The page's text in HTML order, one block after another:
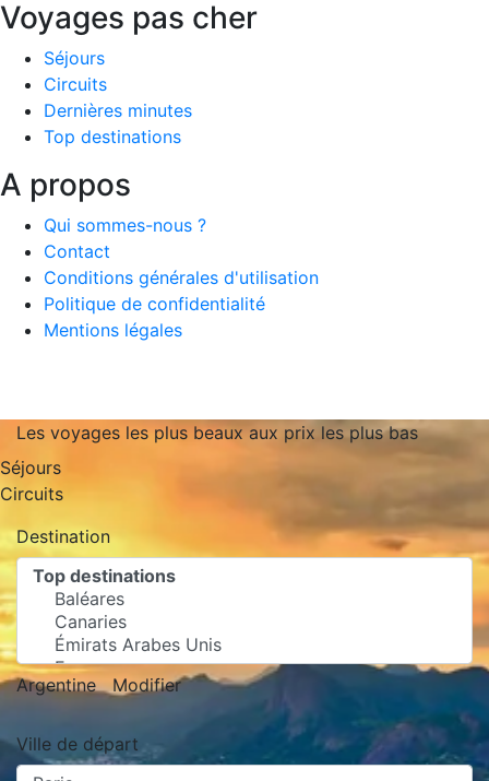
Voyages pas cher
Séjours
Circuits
Dernières minutes
Top destinations
A propos
Qui sommes-nous ?
Contact
Conditions générales d'utilisation
Politique de confidentialité
Mentions légales
Les voyages les plus beaux aux prix les plus bas
Séjours
Circuits
Destination
Argentine Modifier
Ville de départ